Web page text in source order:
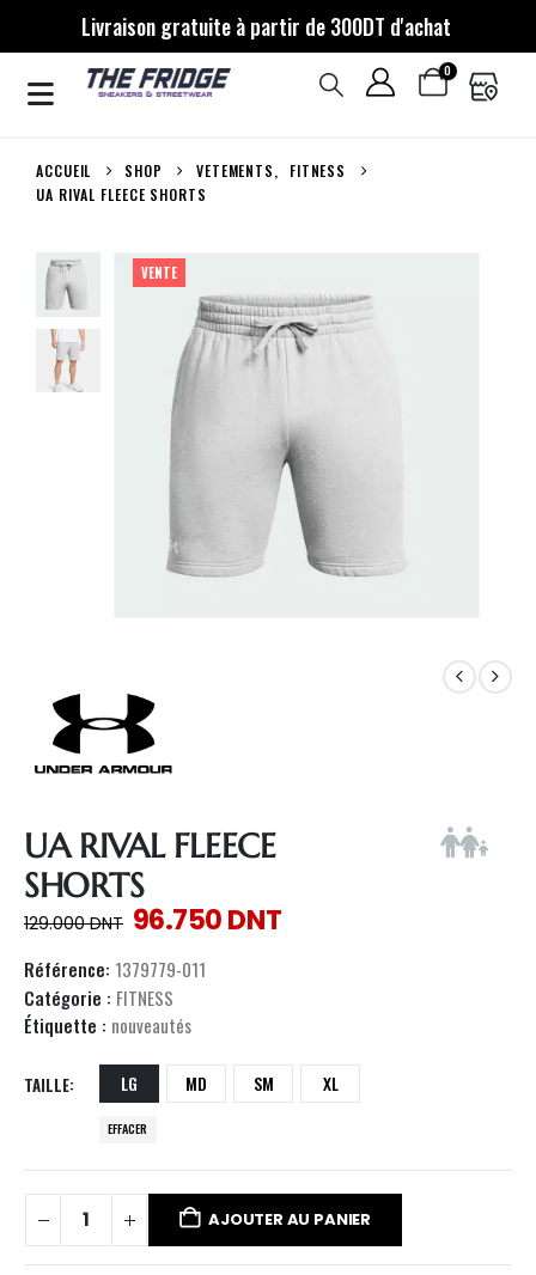
Livraison gratuite à partir de 300DT d'achat
0
ACCUEIL SHOP VETEMENTS,
FITNESS
UA RIVAL FLEECE SHORTS
VENTE
UA RIVAL FLEECE
SHORTS
129.000DNT 96.750DNT
Référence: 1379779-011
Catégorie : FITNESS
Étiquette : nouveautés
TAILLE LG MD SM XL
EFFACER
AJOUTER AU PANIER